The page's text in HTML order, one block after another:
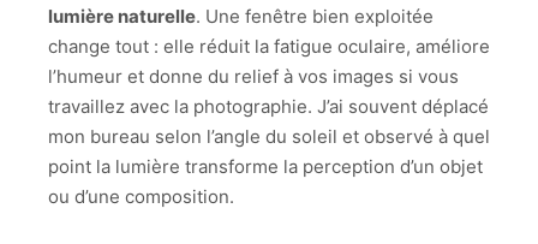
lumière naturelle. Une fenêtre bien exploitée
change tout : elle réduit la fatigue oculaire, améliore
l’humeur et donne du relief à vos images si vous
travaillez avec la photographie. J’ai souvent déplacé
mon bureau selon l’angle du soleil et observé à quel
point la lumière transforme la perception d’un objet
ou d’une composition.